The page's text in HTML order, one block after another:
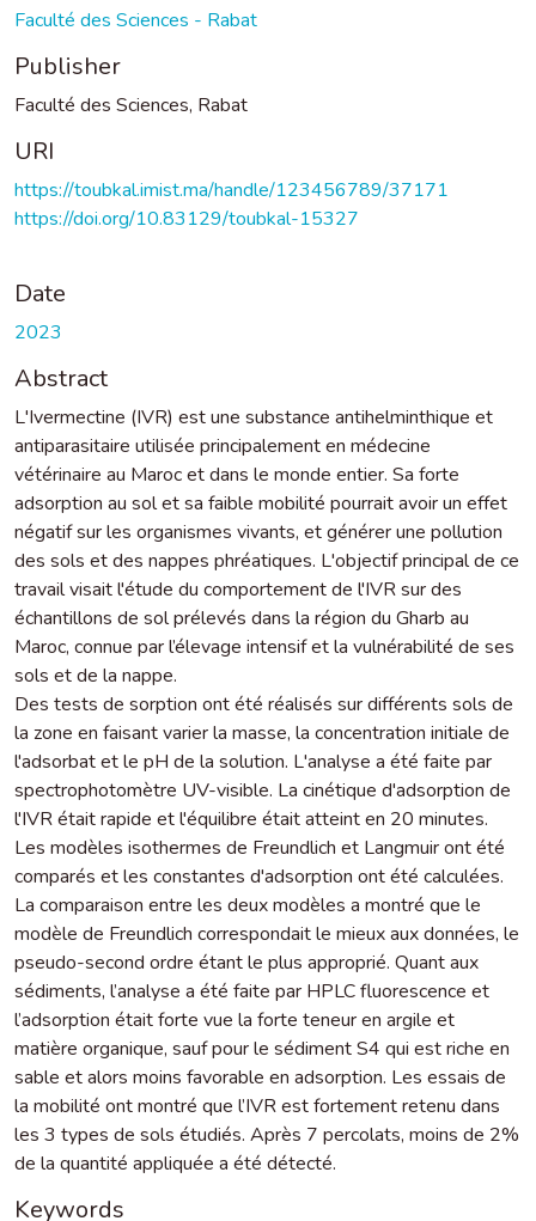
Faculté des Sciences - Rabat
Publisher
Faculté des Sciences, Rabat
URI
https://toubkal.imist.ma/handle/123456789/37171
https://doi.org/10.83129/toubkal-15327
Date
2023
Abstract
L'Ivermectine (IVR) est une substance antihelminthique et
antiparasitaire utilisée principalement en médecine
vétérinaire au Maroc et dans le monde entier. Sa forte
adsorption au sol et sa faible mobilité pourrait avoir un effet
négatif sur les organismes vivants, et générer une pollution
des sols et des nappes phréatiques. L'objectif principal de ce
travail visait l'étude du comportement de l'IVR sur des
échantillons de sol prélevés dans la région du Gharb au
Maroc, connue par l’élevage intensif et la vulnérabilité de ses
sols et de la nappe.
Des tests de sorption ont été réalisés sur différents sols de
la zone en faisant varier la masse, la concentration initiale de
l'adsorbat et le pH de la solution. L'analyse a été faite par
spectrophotomètre UV-visible. La cinétique d'adsorption de
l'IVR était rapide et l'équilibre était atteint en 20 minutes.
Les modèles isothermes de Freundlich et Langmuir ont été
comparés et les constantes d'adsorption ont été calculées.
La comparaison entre les deux modèles a montré que le
modèle de Freundlich correspondait le mieux aux données, le
pseudo-second ordre étant le plus approprié. Quant aux
sédiments, l’analyse a été faite par HPLC fluorescence et
l’adsorption était forte vue la forte teneur en argile et
matière organique, sauf pour le sédiment S4 qui est riche en
sable et alors moins favorable en adsorption. Les essais de
la mobilité ont montré que l’IVR est fortement retenu dans
les 3 types de sols étudiés. Après 7 percolats, moins de 2%
de la quantité appliquée a été détecté.
Keywords